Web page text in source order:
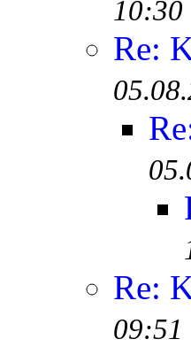
10:30
Re:
Re:
09:51